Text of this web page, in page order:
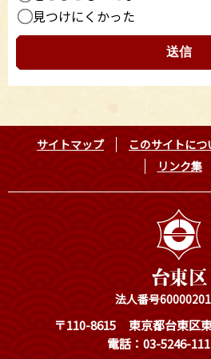
見つけにくかった
サイトマップ このサイトにつ
リンク集
法人番号
〒110-8615
東京都台東区
電話：03-5246-